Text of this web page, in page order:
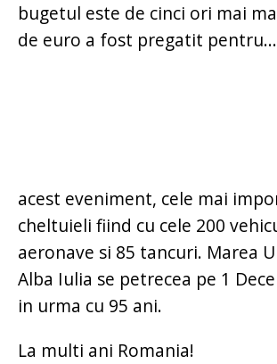
bugetul este de cinci ori mai
de euro a fost pregatit pentru...
acest eveniment, cele mai
cheltuieli fiind cu cele 200
aeronave si 85 tancuri. Marea
Alba Iulia se petrecea pe 1
in urma cu 95 ani.
La multi ani Romania!